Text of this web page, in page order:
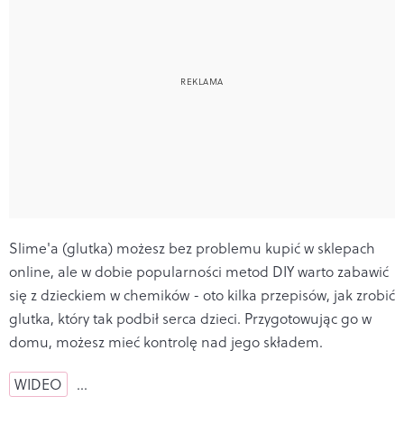
Slime'a (glutka) możesz bez problemu kupić w sklepach
online, ale w dobie popularności metod DIY warto zabawić
się z dzieckiem w chemików - oto kilka przepisów, jak zrobić
glutka, który tak podbił serca dzieci. Przygotowując go w
domu, możesz mieć kontrolę nad jego składem.
WIDEO …